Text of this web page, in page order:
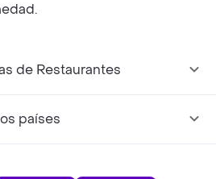
de Restaurantes
países